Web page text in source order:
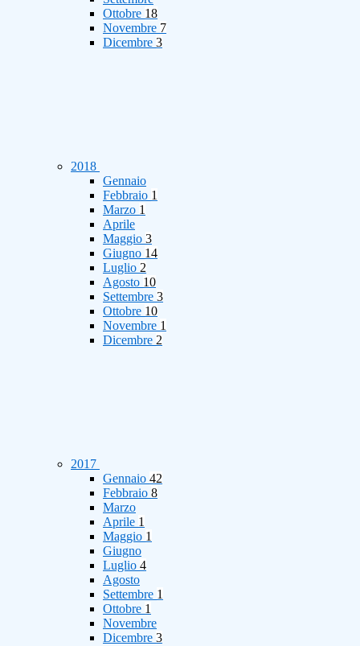
Ottobre 18
Novembre 7
Dicembre 3
2018
Gennaio
Febbraio 1
Marzo 1
Aprile
Maggio 3
Giugno 14
Luglio 2
Agosto 10
Settembre 3
Ottobre 10
Novembre 1
Dicembre 2
2017
Gennaio 42
Febbraio 8
Marzo
Aprile 1
Maggio 1
Giugno
Luglio 4
Agosto
Settembre 1
Ottobre 1
Novembre
Dicembre 3